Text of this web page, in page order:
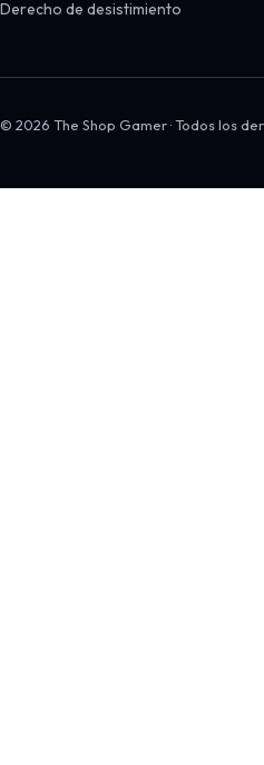
Derecho de desistimiento
© 2026 The Shop Gamer · Todos los